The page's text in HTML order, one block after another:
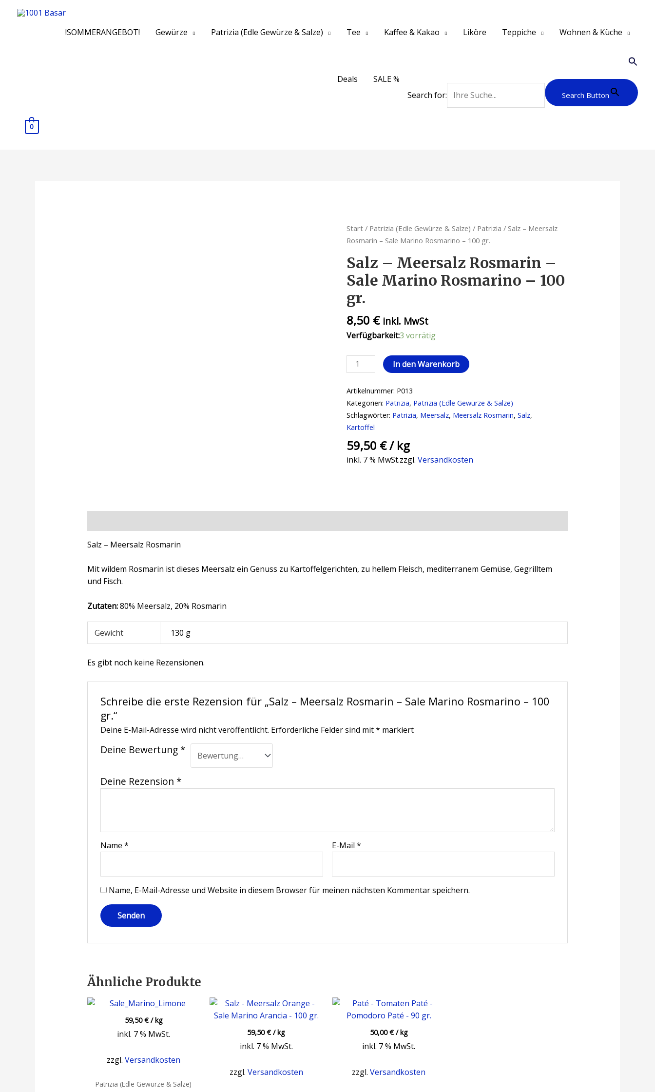
!SOMMERANGEBOT! Gewürze Patrizia (Edle Gewürze & Salze) Tee Kaffee & Kakao Liköre Teppiche Wohnen & Küche
Deals
SALE %
Search for:
Search Button
0
Start / Patrizia (Edle Gewürze & Salze) / Patrizia / Salz – Meersalz
Rosmarin – Sale Marino Rosmarino – 100 gr.
Salz – Meersalz Rosmarin –
Sale Marino Rosmarino – 100
gr.
8,50 € inkl. MwSt
Verfügbarkeit:3 vorrätig
In den Warenkorb
Artikelnummer: P013
Kategorien: Patrizia, Patrizia (Edle Gewürze & Salze)
Schlagwörter: Patrizia, Meersalz, Meersalz Rosmarin,Salz,
Kartoffel
59,50 €/ kg
inkl. 7 % MwSt.zzgl.Versandkosten
Salz – Meersalz Rosmarin
Mit wildem Rosmarin ist dieses Meersalz ein Genuss zu Kartoffelgerichten, zu hellem Fleisch, mediterranem Gemüse, Gegrilltem
und Fisch.
Zutaten:80% Meersalz, 20% Rosmarin
Gewicht 130 g
Es gibt noch keine Rezensionen.
Schreibe die erste Rezension für „Salz – Meersalz Rosmarin – Sale Marino Rosmarino – 100
gr.“
Deine E-Mail-Adresse wird nicht veröffentlicht. Erforderliche Felder sind mit* markiert
Deine Bewertung *
Deine Rezension *
Name* E-Mail*
Name, E-Mail-Adresse und Website in diesem Browser für meinen nächsten Kommentar speichern.
Ähnliche Produkte
59,50€/ kg
inkl. 7 % MwSt.
zzgl.Versandkosten
Patrizia (Edle Gewürze & Salze)
59,50€/ kg
inkl. 7 % MwSt.
zzgl. Versandkosten
50,00€/ kg
inkl. 7 % MwSt.
zzgl.Versandkosten